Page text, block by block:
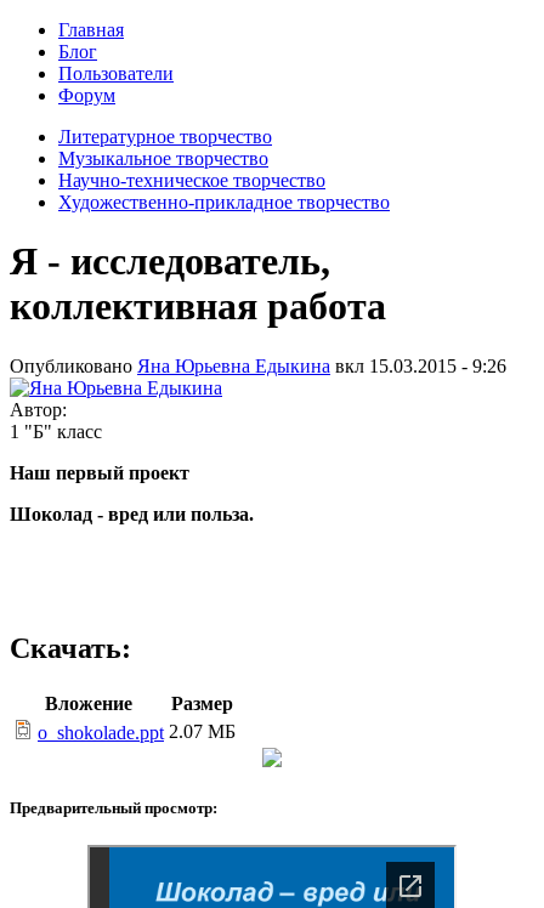
Главная
Блог
Пользователи
Форум
Литературное творчество
Музыкальное творчество
Научно-техническое творчество
Художественно-прикладное творчество
Я - исследователь,
коллективная работа
Опубликовано Яна Юрьевна Едыкина вкл 15.03.2015 - 9:26
Автор:
1 "Б" класс
Наш первый проект
Шоколад - вред или польза.
Скачать:
Вложение
Размер
o_shokolade.ppt 2.07 МБ
Предварительный просмотр: